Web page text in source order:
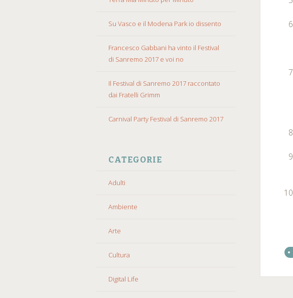
Su Vasco e il Modena Park io dissento
Francesco Gabbani ha vinto il Festival
di Sanremo 2017 e voi no
Il Festival di Sanremo 2017 raccontato
dai Fratelli Grimm
Carnival Party Festival di Sanremo 2017
CATEGORIE
Adulti
Ambiente
Arte
Cultura
Digital Life